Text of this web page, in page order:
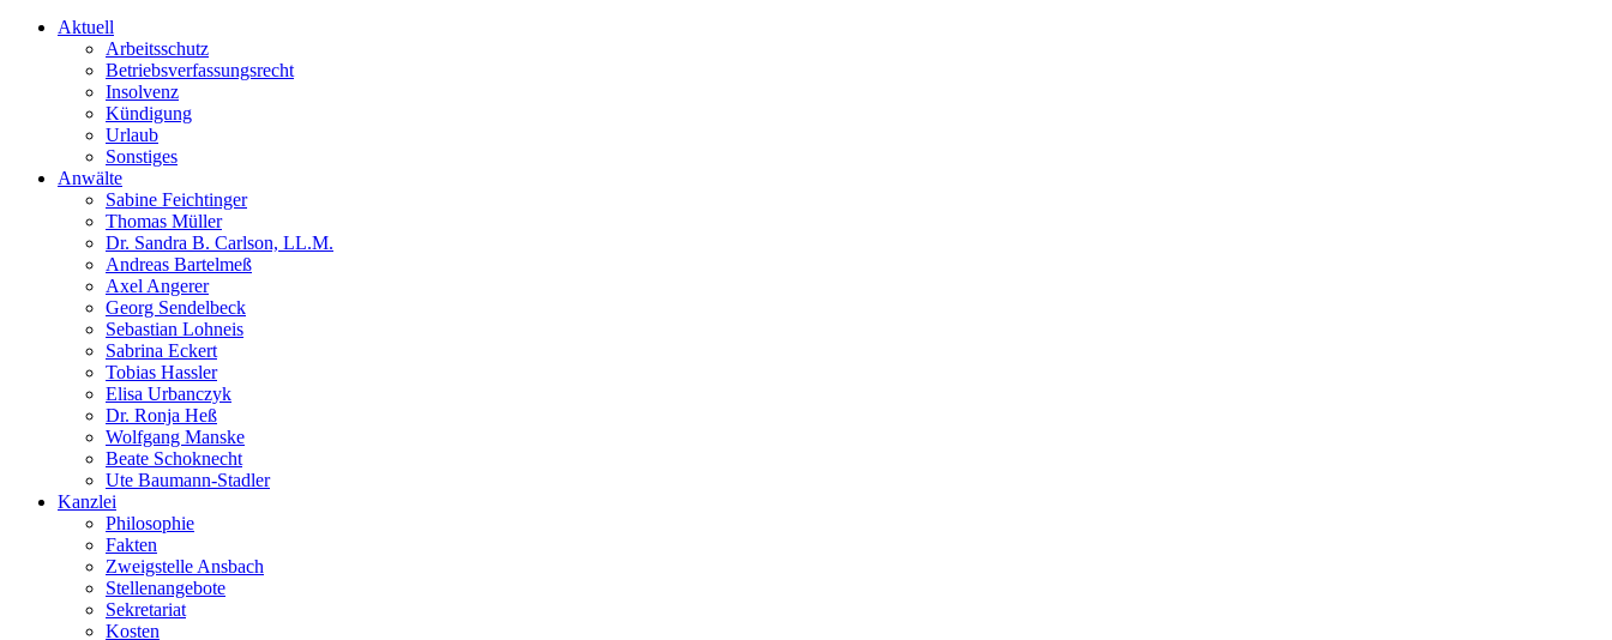
Aktuell
Arbeitsschutz
Betriebsverfassungsrecht
Insolvenz
Kündigung
Urlaub
Sonstiges
Anwälte
Sabine Feichtinger
Thomas Müller
Dr. Sandra B. Carlson, LL.M.
Andreas Bartelmeß
Axel Angerer
Georg Sendelbeck
Sebastian Lohneis
Sabrina Eckert
Tobias Hassler
Elisa Urbanczyk
Dr. Ronja Heß
Wolfgang Manske
Beate Schoknecht
Ute Baumann-Stadler
Kanzlei
Philosophie
Fakten
Zweigstelle Ansbach
Stellenangebote
Sekretariat
Kosten